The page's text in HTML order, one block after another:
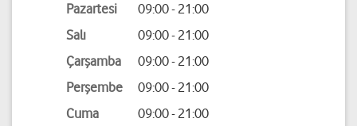
Pazartesi
09:00 - 21:00
Salı
09:00 - 21:00
Çarşamba
09:00 - 21:00
Perşembe
09:00 - 21:00
Cuma
09:00 - 21:00